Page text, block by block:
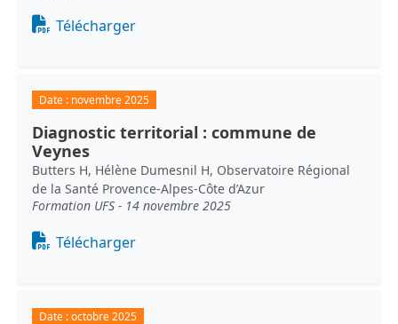
Document
Télécharger
Date : novembre 2025
Diagnostic territorial : commune de
Veynes
Butters H, Hélène Dumesnil H, Observatoire Régional
de la Santé Provence-Alpes-Côte d’Azur
Formation UFS - 14 novembre 2025
Document
Télécharger
Date :octobre 2025